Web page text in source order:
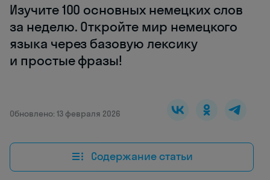
Изучите 100 основных немецких слов
за неделю. Откройте мир немецкого
языка через базовую лексику
и простые фразы!
Обновлено: 13 февраля 2026
Содержание статьи